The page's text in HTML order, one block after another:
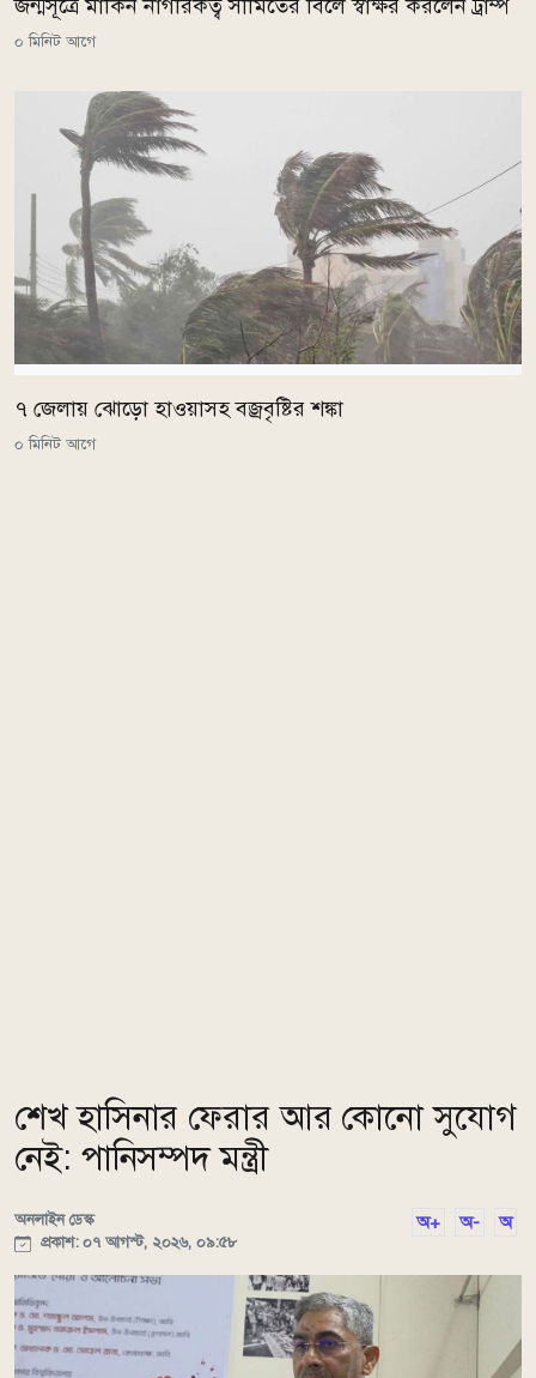
জন্মসূত্রে মার্কিন নাগরিকত্ব সীমিতের বিলে স্বাক্ষর করলেন ট্রাম্প
০ মিনিট আগে
৭ জেলায় ঝোড়ো হাওয়াসহ বজ্রবৃষ্টির শঙ্কা
০ মিনিট আগে
শেখ হাসিনার ফেরার আর কোনো সুযোগ
নেই: পানিসম্পদ মন্ত্রী
অনলাইন ডেস্ক
প্রকাশ: ০৭ আগস্ট, ২০২৬, ০৯:৫৮
অ+ অ- অ